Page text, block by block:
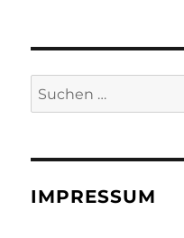
Suchen
nach:
IMPRESSUM